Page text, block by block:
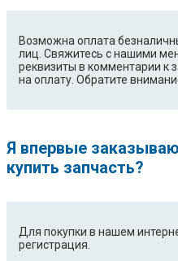
Возможна оплата
лиц. Свяжитесь с нашими
реквизиты в комментарии к
на оплату. Обратите
Я впервые
купить запчасть?
Для покупки в нашем
регистрация.